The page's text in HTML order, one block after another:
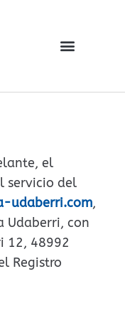
el
servicio del
udaberri.com,
Udaberri, con
12, 48992
Registro